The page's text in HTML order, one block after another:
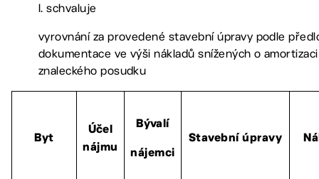
I. schvaluje
vyrovnání za provedené stavební úpravy podle
dokumentace ve výši nákladů snížených o
znaleckého posudku
Byt
Účel
nájmu
Bývalí
nájemci
Stavební úpravy